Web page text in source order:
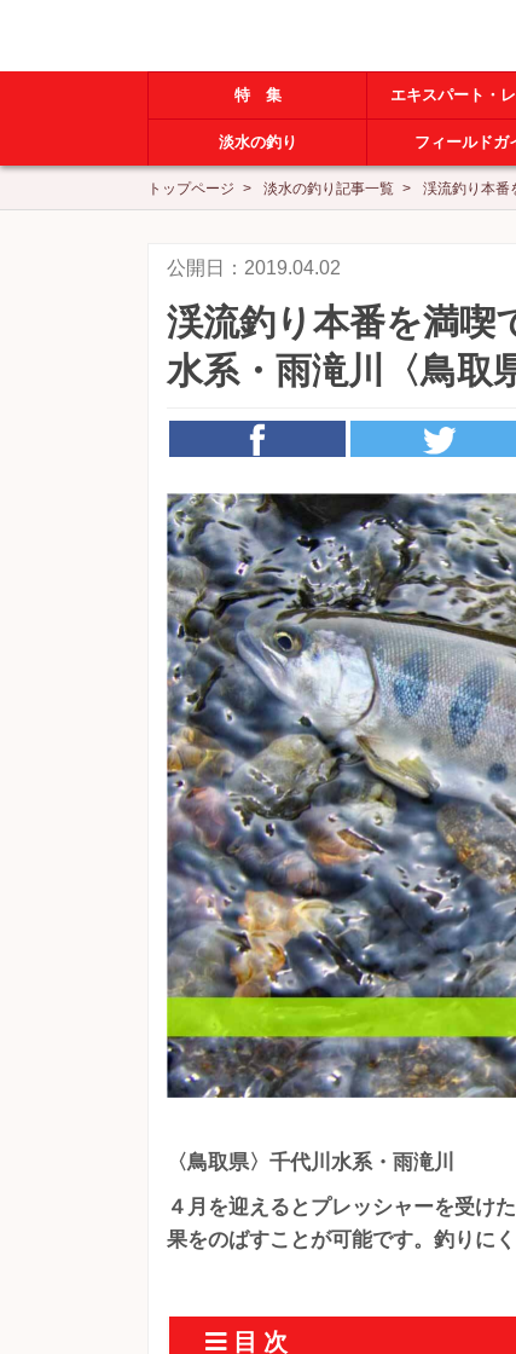
特 集 エキスパート・
淡水の釣り フィールドガ
トップページ 淡水の釣り記事一覧 渓流釣り本番
公開日：2019.04.02
渓流釣り本番を満喫
水系・雨滝川〈鳥取
〈鳥取県〉千代川水系・雨滝川
４月を迎えるとプレッシャーを受け
果をのばすことが可能です。釣りに